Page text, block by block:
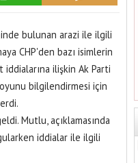
bulunan arazi ile ilgili
CHP'den bazı isimlerin
iddialarına ilişkin Ak Parti
bilgilendirmesi için
Mutlu, açıklamasında
iddialar ile ilgili